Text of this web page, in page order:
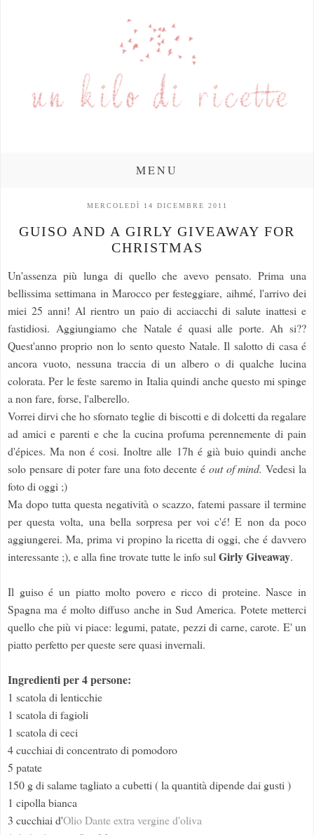
MENU
MERCOLEDÌ 14 DICEMBRE 2011
GUISO AND A GIRLY GIVEAWAY FOR
CHRISTMAS
Un'assenza più lunga di quello che avevo pensato. Prima una
bellissima settimana in Marocco per festeggiare, aihmé, l'arrivo dei
miei 25 anni! Al rientro un paio di acciacchi di salute inattesi e
fastidiosi. Aggiungiamo che Natale é quasi alle porte. Ah si??
Quest'anno proprio non lo sento questo Natale. Il salotto di casa é
ancora vuoto, nessuna traccia di un albero o di qualche lucina
colorata. Per le feste saremo in Italia quindi anche questo mi spinge
a non fare, forse, l'alberello.
Vorrei dirvi che ho sfornato teglie di biscotti e di dolcetti da regalare
ad amici e parenti e che la cucina profuma perennemente di pain
d'épices. Ma non é cosi. Inoltre alle 17h é già buio quindi anche
solo pensare di poter fare una foto decente é out of mind.Vedesi la
foto di oggi ;)
Ma dopo tutta questa negatività o scazzo, fatemi passare il termine
per questa volta, una bella sorpresa per voi c'é! E non da poco
aggiungerei. Ma, prima vi propino la ricetta di oggi, che é davvero
interessante ;), e alla fine trovate tutte le info sulGirlyGiveaway.
Il guiso é un piatto molto povero e ricco di proteine. Nasce in
Spagna ma é molto diffuso anche in Sud America. Potete metterci
quello che più vi piace: legumi, patate, pezzi di carne, carote. E' un
piatto perfetto per queste sere quasi invernali.
Ingredienti per 4 persone:
1 scatola di lenticchie
1 scatola di fagioli
1 scatola di ceci
4 cucchiai di concentrato di pomodoro
5 patate
150 g di salame tagliato a cubetti ( la quantità dipende dai gusti )
1 cipolla bianca
3 cucchiai d'Olio Dante extra vergine d'oliva